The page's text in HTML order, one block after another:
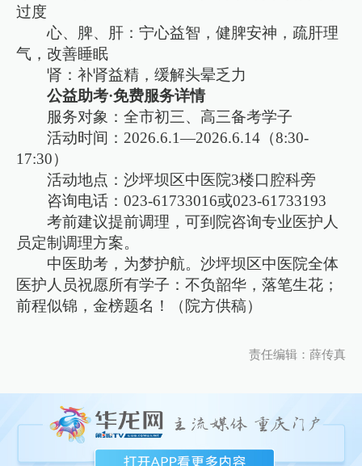
过度
心、脾、肝：宁心益智，健脾安神，疏肝理
气，改善睡眠
肾：补肾益精，缓解头晕乏力
公益助考·免费服务详情
服务对象：全市初三、高三备考学子
活动时间：2026.6.1—2026.6.14（8:30-
17:30）
活动地点：沙坪坝区中医院3楼口腔科旁
咨询电话：023-61733016或023-61733193
考前建议提前调理，可到院咨询专业医护人
员定制调理方案。
中医助考，为梦护航。沙坪坝区中医院全体
医护人员祝愿所有学子：不负韶华，落笔生花；
前程似锦，金榜题名！（院方供稿）
责任编辑：薛传真